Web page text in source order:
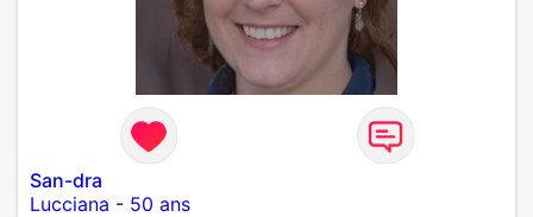
San-dra
Lucciana - 50 ans